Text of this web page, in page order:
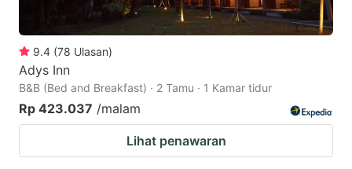
9.4 (78 Ulasan)
Adys Inn
B&B (Bed and Breakfast) · 2 Tamu · 1 Kamar tidur
Rp 423.037 /malam
Lihat penawaran